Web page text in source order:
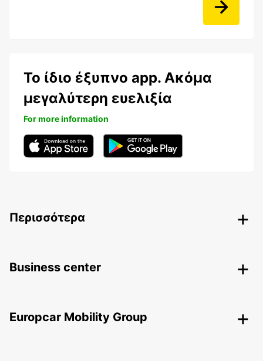
Το ίδιο έξυπνο app. Ακόμα
μεγαλύτερη ευελιξία
For more information
Περισσότερα
Business center
Europcar Mobility Group